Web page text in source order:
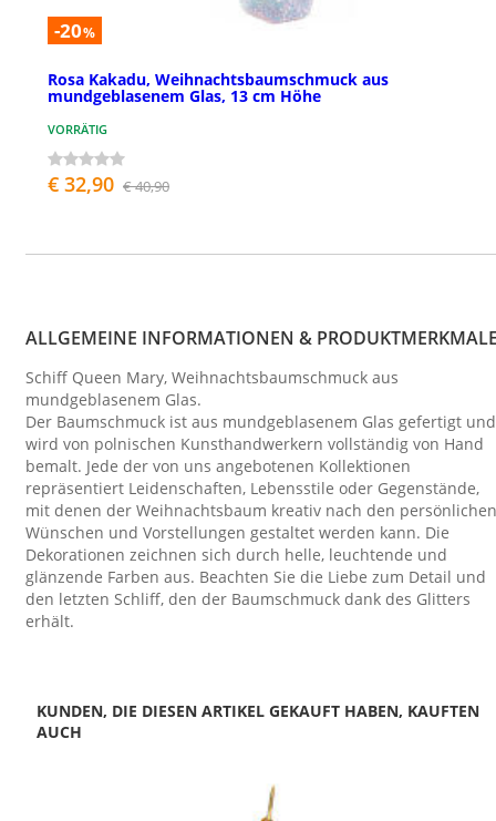
-20%
Rosa Kakadu, Weihnachtsbaumschmuck aus
mundgeblasenem Glas, 13 cm Höhe
VORRÄTIG
€ 32,90 € 40,90
ALLGEMEINE INFORMATIONEN &
Schiff Queen Mary, Weihnachtsbaumschmuck aus
mundgeblasenem Glas.
Der Baumschmuck ist aus mundgeblasenem Glas gefertigt und
wird von polnischen Kunsthandwerkern vollständig von Hand
bemalt. Jede der von uns angebotenen Kollektionen
repräsentiert Leidenschaften, Lebensstile oder Gegenstände,
mit denen der Weihnachtsbaum kreativ nach den persönlichen
Wünschen und Vorstellungen gestaltet werden kann. Die
Dekorationen zeichnen sich durch helle, leuchtende und
glänzende Farben aus. Beachten Sie die Liebe zum Detail und
den letzten Schliff, den der Baumschmuck dank des Glitters
erhält.
KUNDEN, DIE DIESEN ARTIKEL GEKAUFT HABEN, KAUFTEN
AUCH